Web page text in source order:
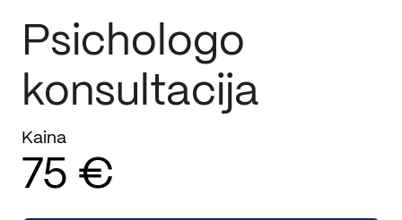
Psichologo
konsultacija
Kaina
75 €